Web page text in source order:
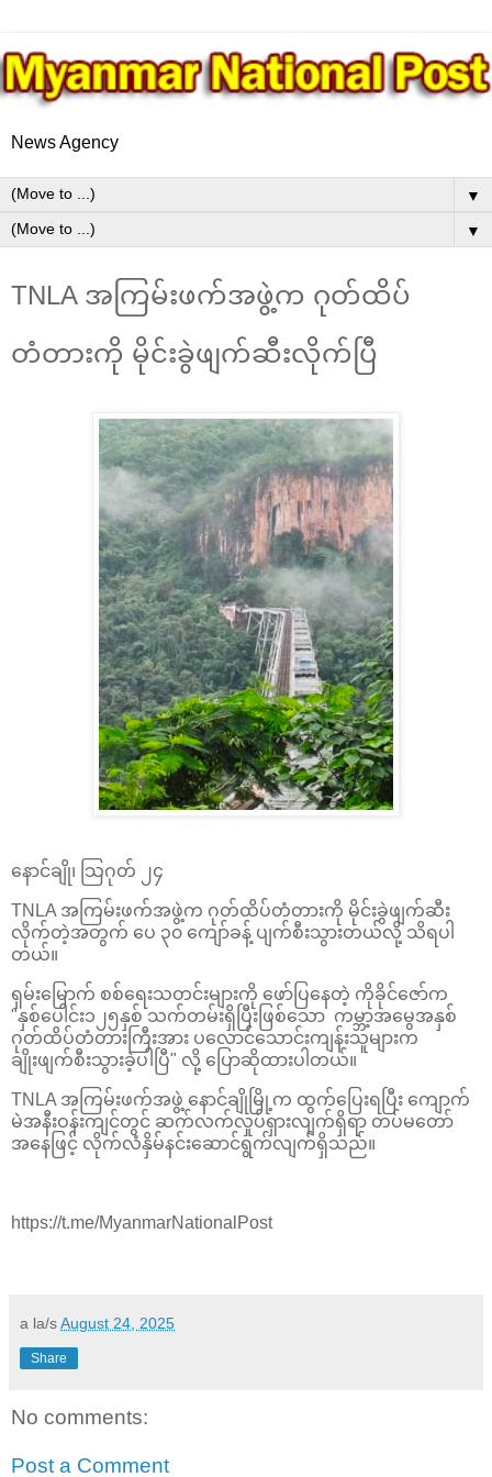
News Agency
▼
▼
TNLA အကြမ်းဖက်အဖွဲ့က ဂုတ်ထိပ်
တံတားကို မိုင်းခွဲဖျက်ဆီးလိုက်ပြီ
နောင်ချို၊ သြဂုတ် ၂၄
TNLA အကြမ်းဖက်အဖွဲ့က ဂုတ်ထိပ်တံတားကို မိုင်းခွဲဖျက်ဆီး
လိုက်တဲ့အတွက် ပေ ၃၀ ကျော်ခန့် ပျက်စီးသွားတယ်လို့ သိရပါ
တယ်။
ရှမ်းမြောက် စစ်ရေးသတင်းများကို ဖော်ပြနေတဲ့ ကိုခိုင်ဇော်က
"နှစ်ပေါင်း၁၂၅နှစ် သက်တမ်းရှိပြီးဖြစ်သော ကမ္ဘာ့အမွေအနှစ်
ဂုတ်ထိပ်တံတားကြီးအား ပလောင်သောင်းကျန်းသူများက
ချိုးဖျက်စီးသွားခဲ့ပါပြီ" လို့ ပြောဆိုထားပါတယ်။
TNLA အကြမ်းဖက်အဖွဲ့ နောင်ချိုမြို့က ထွက်ပြေးရပြီး ကျောက်
မဲအနီးဝန်းကျင်တွင် ဆက်လက်လှုပ်ရှားလျက်ရှိရာ တပ်မတော်
အနေဖြင့် လိုက်လံနှိမ်နင်းဆောင်ရွက်လျက်ရှိသည်။
https://t.me/MyanmarNationalPost
a la/sAugust 24, 2025
Share
No comments:
Post a Comment